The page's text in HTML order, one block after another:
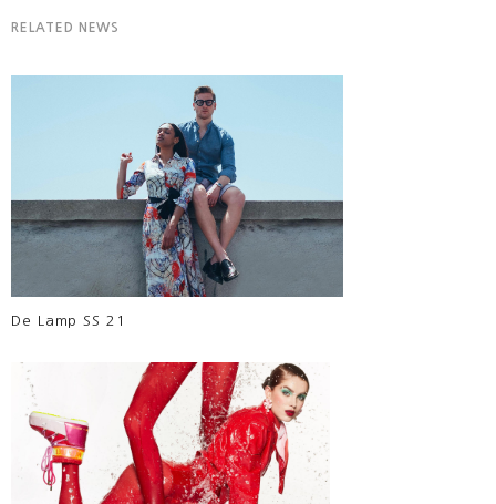
RELATED NEWS
De Lamp SS 21